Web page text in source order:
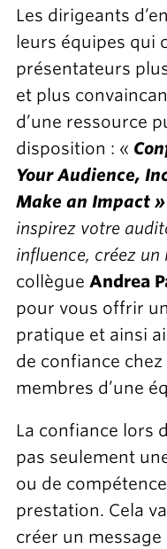
Les dirigeants
leurs équipes qui
présentateurs
et plus
d’une ressource
disposition : «
Your Audience,
Make an Impact »
inspirez votre
influence, créez
collègue Andrea
pour vous offrir
pratique et ainsi
de confiance
membres d’une
La confiance lors
pas seulement
ou de
prestation. Cela
créer un